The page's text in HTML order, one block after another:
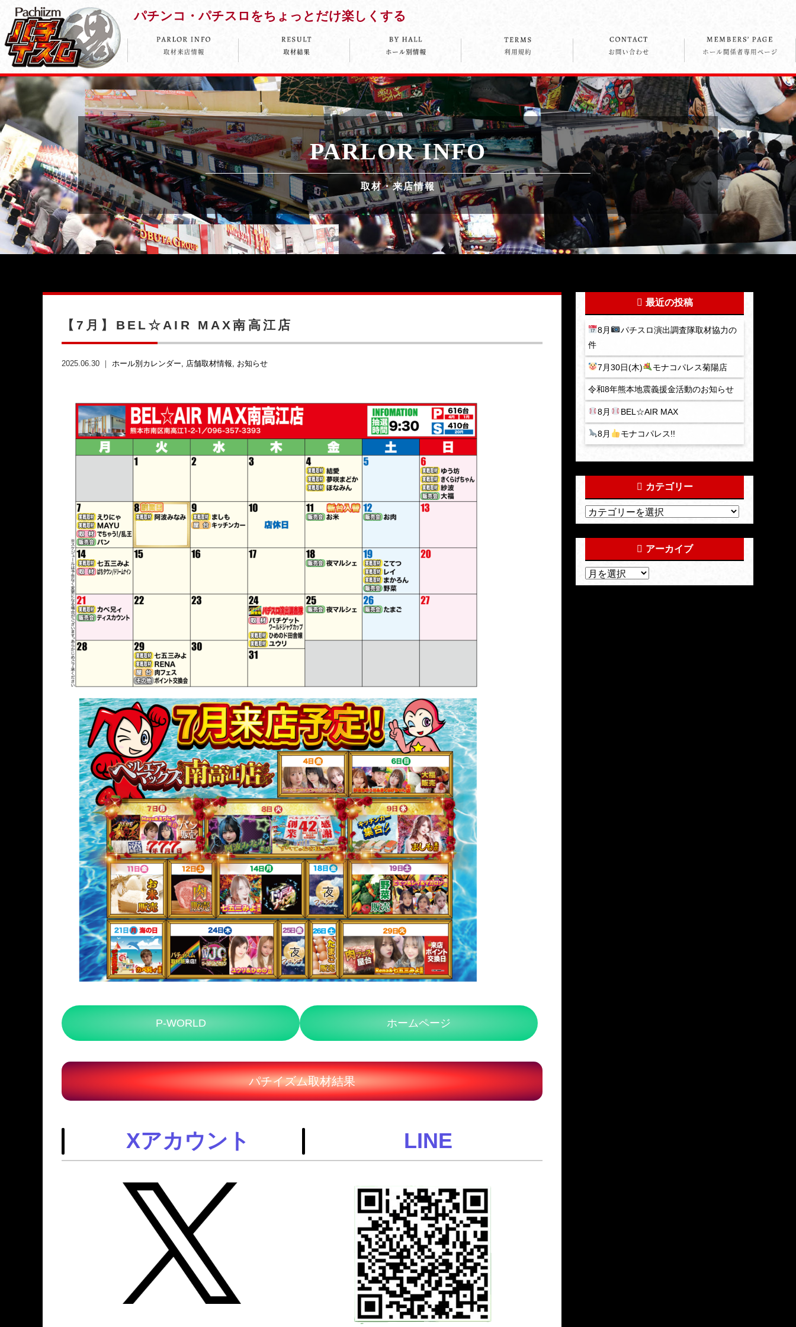
パチンコ・パチスロをちょっとだけ楽しくする
PARLOR INFO
取材・来店情報
【7月】BEL☆AIR MAX南高江店
2025.06.30 ｜ ホール別カレンダー 店舗取材情報 お知らせ
P-WORLD ホームページ
パチイズム取材結果
Xアカウント LINE
最近の投稿
8月
パチスロ演出調査隊取材協力の
件
7月30日(木) モナコパレス菊陽店
令和8年熊本地震義援金活動のお知らせ
8月 BEL☆AIR MAX
8月 モナコパレス!!
カテゴリー
アーカイブ